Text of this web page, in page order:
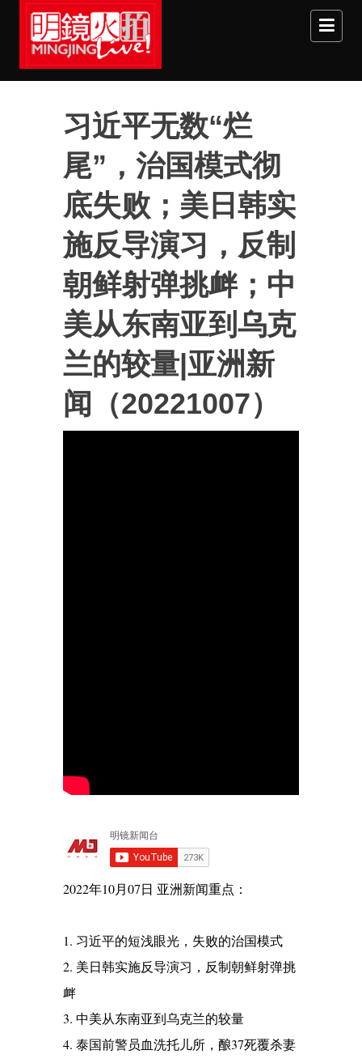
Skip to main content
习近平无数“烂
尾”，治国模式彻
底失败；美日韩实
施反导演习，反制
朝鲜射弹挑衅；中
美从东南亚到乌克
兰的较量|亚洲新
闻（20221007）
2022年10月07日 亚洲新闻重点：
1. 习近平的短浅眼光，失败的治国模式
2. 美日韩实施反导演习，反制朝鲜射弹挑
衅
3. 中美从东南亚到乌克兰的较量
4. 泰国前警员血洗托儿所，酿37死覆杀妻